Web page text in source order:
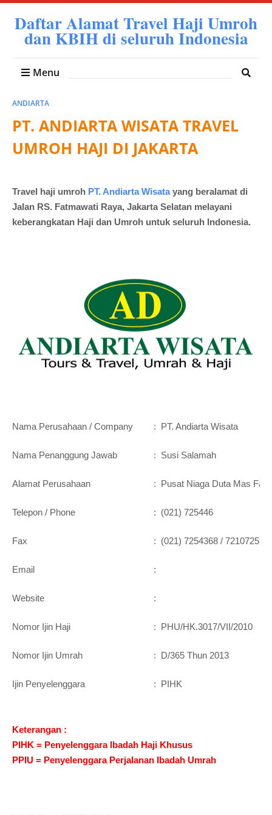
Daftar Alamat Travel Haji Umroh
dan KBIH di seluruh Indonesia
Menu
ANDIARTA
PT. ANDIARTA WISATA TRAVEL
UMROH HAJI DI JAKARTA
Travel haji umroh PT. Andiarta Wisatayang beralamat di
Jalan RS. Fatmawati Raya, Jakarta Selatan melayani
keberangkatan Haji dan Umroh untuk seluruh Indonesia.
Nama Perusahaan / Company : PT. Andiarta Wisata
Nama Penanggung Jawab : Susi Salamah
Alamat Perusahaan : Pusat Niaga Duta Mas
Telepon / Phone : (021) 725446
Fax : (021) 7254368 / 7210725
Email :
Website :
Nomor Ijin Haji : PHU/HK.3017/VII/2010
Nomor Ijin Umrah : D/365 Thun 2013
Ijin Penyelenggara : PIHK
Keterangan :
PIHK = Penyelenggara Ibadah Haji Khusus
PPIU = Penyelenggara Perjalanan Ibadah Umrah